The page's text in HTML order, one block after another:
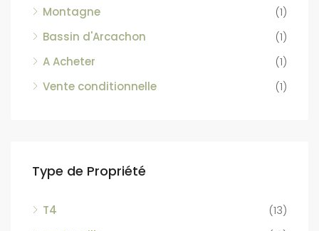
Montagne
(1)
Bassin d'Arcachon
(1)
A Acheter
(1)
Vente conditionnelle
(1)
Type de Propriété
T4
(13)